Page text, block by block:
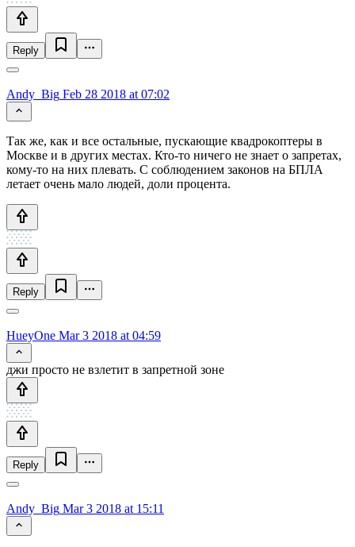
Reply
Andy_Big Feb 28 2018 at 07:02
Так же, как и все остальные, пускающие квадрокоптеры в
Москве и в других местах. Кто-то ничего не знает о запретах,
кому-то на них плевать. С соблюдением законов на БПЛА
летает очень мало людей, доли процента.
Reply
HueyOne Mar 3 2018 at 04:59
джи просто не взлетит в запретной зоне
Reply
Andy_Big Mar 3 2018 at 15:11